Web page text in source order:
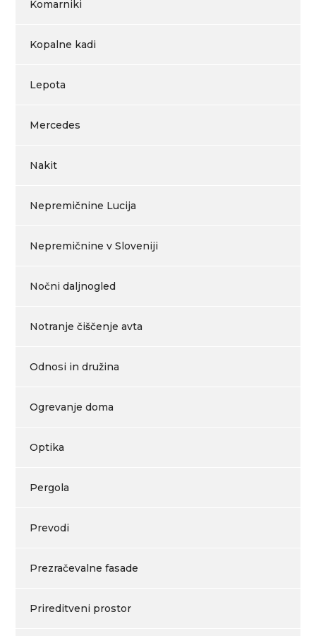
Komarniki
Kopalne kadi
Lepota
Mercedes
Nakit
Nepremičnine Lucija
Nepremičnine v Sloveniji
Nočni daljnogled
Notranje čiščenje avta
Odnosi in družina
Ogrevanje doma
Optika
Pergola
Prevodi
Prezračevalne fasade
Prireditveni prostor